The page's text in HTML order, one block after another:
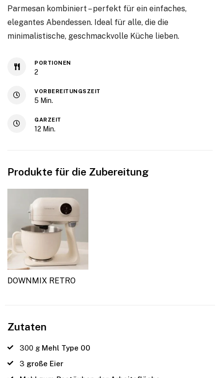
Parmesan kombiniert – perfekt für ein einfaches,
elegantes Abendessen. Ideal für alle, die die
minimalistische, geschmackvolle Küche lieben.
PORTIONEN
2
VORBEREITUNGSZEIT
5 Min.
GARZEIT
12 Min.
Produkte für die Zubereitung
DOWNMIX RETRO
Zutaten
300 g Mehl Type 00
3 große Eier